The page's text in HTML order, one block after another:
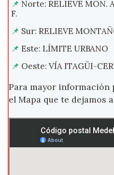
Norte: RELIEVE MON.
F.
Sur: RELIEVE
Este: LÍMITE URBANO
Oeste: VÍA ITAGÜI-
Para mayor
el Mapa que te dejamos